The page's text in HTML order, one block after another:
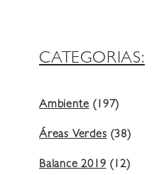
CATEGORIAS:
Ambiente(197)
Áreas Verdes(38)
Balance 2019(12)